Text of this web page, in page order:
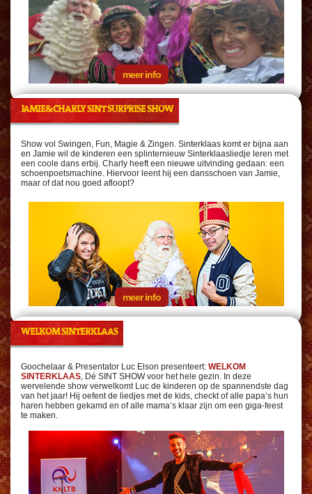
meer info
JAMIE&CHARLY SINT SURPRISE SHOW
Show vol Swingen, Fun, Magie & Zingen. Sinterklaas komt er bijna aan
en Jamie wil de kinderen een splinternieuw Sinterklaasliedje leren met
een coole dans erbij. Charly heeft een nieuwe uitvinding gedaan: een
schoenpoetsmachine. Hiervoor leent hij een dansschoen van Jamie,
maar of dat nou goed afloopt?
meer info
WELKOM SINTERKLAAS
Goochelaar & Presentator Luc Elson presenteert: WELKOM
SINTERKLAAS , Dé SINT SHOW voor het hele gezin. In deze
wervelende show verwelkomt Luc de kinderen op de spannendste dag
van het jaar! Hij oefent de liedjes met de kids, checkt of alle papa’s hun
haren hebben gekamd en of alle mama’s klaar zijn om een giga-feest
te maken.